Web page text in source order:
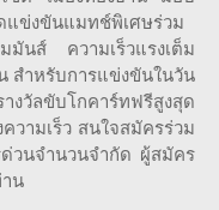
แข่งขันแมทช์พิเศษร่วม
มันส์ ความเร็วแรงเต็ม
สำหรับการแข่งขันในวัน
งวัลขับโกคาร์ทฟรีสูงสุด
วามเร็ว สนใจสมัครร่วม
วนจำนวนจำกัด ผู้สมัคร
น